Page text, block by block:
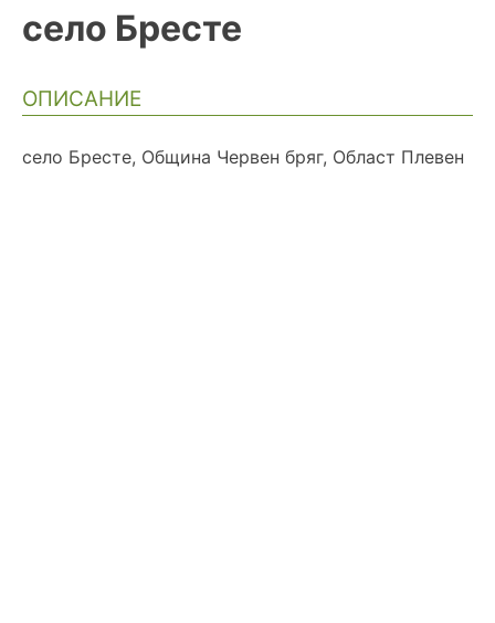
село Бресте
ОПИСАНИЕ
село Бресте, Община Червен бряг, Област Плевен